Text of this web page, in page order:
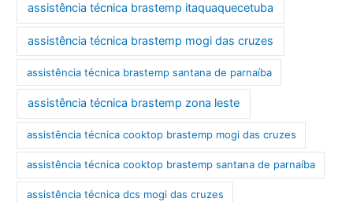
assistência técnica brastemp itaquaquecetuba
assistência técnica brastemp mogi das cruzes
assistência técnica brastemp santana de parnaíba
assistência técnica brastemp zona leste
assistência técnica cooktop brastemp mogi das cruzes
assistência técnica cooktop brastemp santana de parnaíba
assistência técnica dcs mogi das cruzes